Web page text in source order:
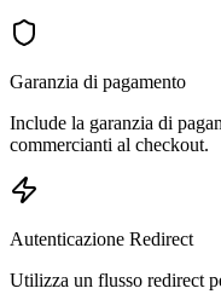
Garanzia di pagamento
Include la garanzia di
commercianti al checkout.
Autenticazione Redirect
Utilizza un flusso redirect